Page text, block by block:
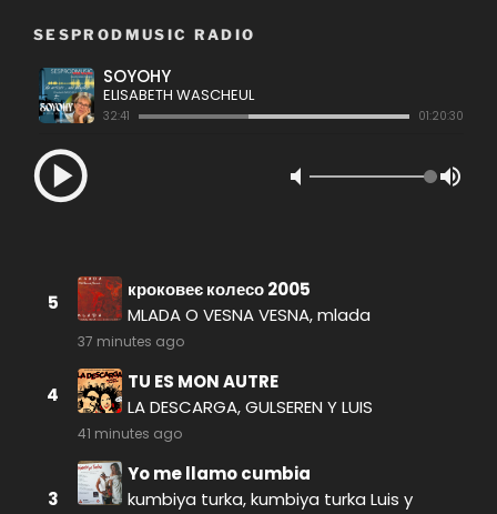
SESPRODMUSIC RADIO